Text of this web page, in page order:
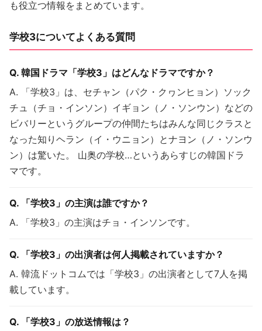
も役立つ情報をまとめています。
学校3についてよくある質問
Q. 韓国ドラマ「学校3」はどんなドラマですか？
A. 「学校3」は、セチャン（パク・クヮンヒョン）ソック
チュ（チョ・インソン）イギョン（ノ・ソンウン）などの
ビバリーというグループの仲間たちはみんな同じクラスと
なった知りヘラン（イ・ウニョン）とナヨン（ノ・ソンウ
ン）は驚いた。 山奥の学校…というあらすじの韓国ドラ
マです。
Q. 「学校3」の主演は誰ですか？
A. 「学校3」の主演はチョ・インソンです。
Q. 「学校3」の出演者は何人掲載されていますか？
A. 韓流ドットコムでは「学校3」の出演者として7人を掲
載しています。
Q. 「学校3」の放送情報は？